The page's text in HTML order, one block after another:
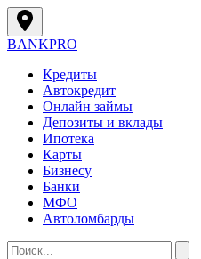
BANKPRO
Кредиты
Автокредит
Онлайн займы
Депозиты и вклады
Ипотека
Карты
Бизнесу
Банки
МФО
Автоломбарды